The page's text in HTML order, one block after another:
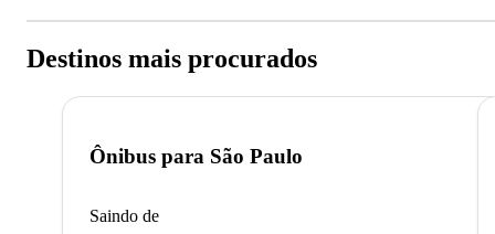
Destinos mais procurados
Ônibus para São Paulo
Saindo de